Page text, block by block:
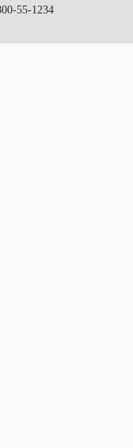
55-1234